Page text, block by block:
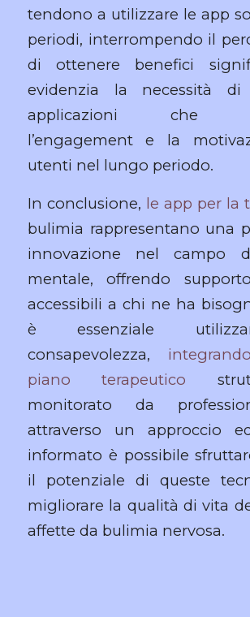
tendono a utilizzare le app
periodi, interrompendo il
di ottenere benefici
evidenzia la necessità di
applicazioni che
l’engagement e la
utenti nel lungo periodo.
In conclusione, le app per la
bulimia rappresentano una
innovazione nel campo
mentale, offrendo
accessibili a chi ne ha
è essenziale
consapevolezza,
piano terapeutico
monitorato da
attraverso un approccio
informato è possibile
il potenziale di queste
migliorare la qualità di vita
affette da bulimia nervosa.